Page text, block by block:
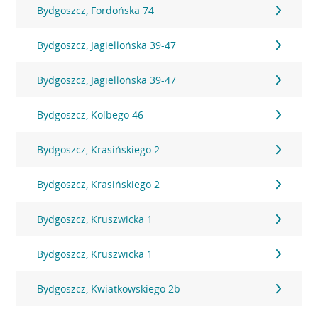
Bydgoszcz, Fordońska 74
Bydgoszcz, Jagiellońska 39-47
Bydgoszcz, Jagiellońska 39-47
Bydgoszcz, Kolbego 46
Bydgoszcz, Krasińskiego 2
Bydgoszcz, Krasińskiego 2
Bydgoszcz, Kruszwicka 1
Bydgoszcz, Kruszwicka 1
Bydgoszcz, Kwiatkowskiego 2b